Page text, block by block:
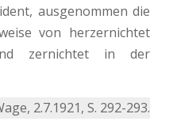
ausgenommen die
von herzernichtet
zernichtet in der
2.7.1921, S. 292-293.